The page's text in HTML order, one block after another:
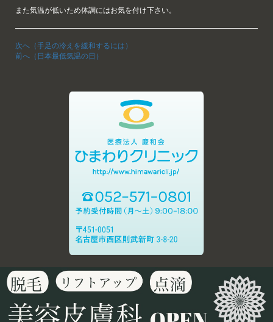
また気温が低いため体調にはお気を付け下さい。
次へ（手足の冷えを緩和するには）
前へ（日本最低気温の日）